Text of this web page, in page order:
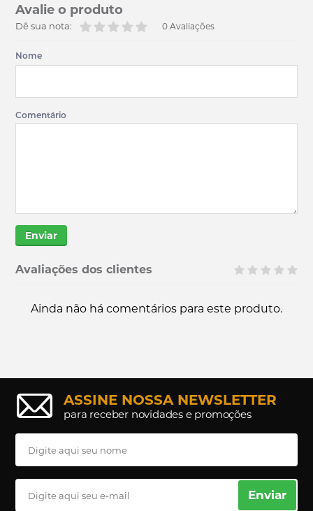
Avalie o produto
0 Avaliações
Dê sua nota:
Nome
Comentário
Enviar
Avaliações dos clientes
Ainda não há comentários para este produto.
ASSINE NOSSA NEWSLETTER
para receber novidades e promoções
Enviar